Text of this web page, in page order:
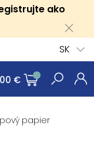
ako
SK
€
papier